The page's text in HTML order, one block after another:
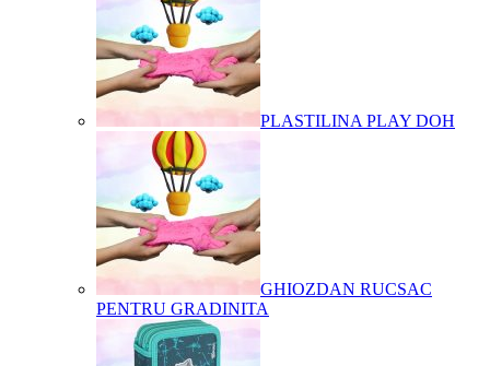
PLASTILINA PLAY DOH
GHIOZDAN RUCSAC
PENTRU GRADINITA